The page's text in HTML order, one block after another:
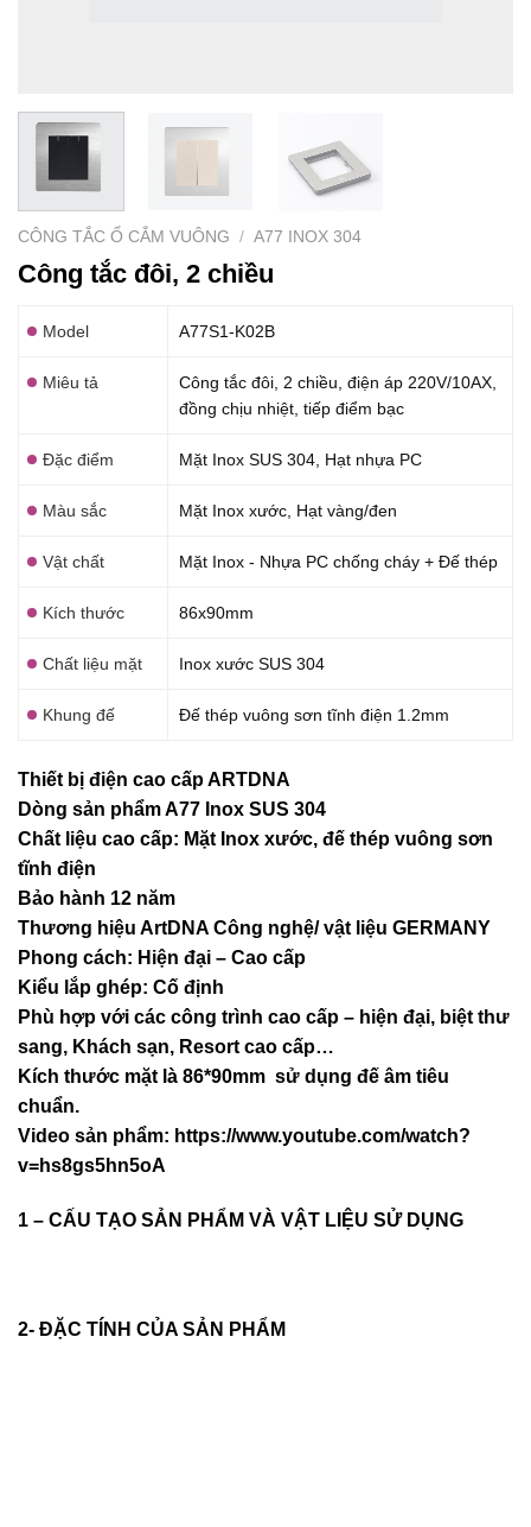
CÔNG TẮC Ổ CẮM VUÔNG / A77 INOX 304
Công tắc đôi, 2 chiều
Model A77S1-K02B
Miêu tả
Công tắc đôi, 2 chiều, điện áp 220V/10AX,
đồng chịu nhiệt, tiếp điểm bạc
Đặc điểm Mặt Inox SUS 304, Hạt nhựa PC
Màu sắc Mặt Inox xước, Hạt vàng/đen
Vật chất Mặt Inox - Nhựa PC chống cháy + Đế thép
Kích thước 86x90mm
Chất liệu mặt Inox xước SUS 304
Khung đế Đế thép vuông sơn tĩnh điện 1.2mm
Thiết bị điện cao cấp ARTDNA
Dòng sản phẩm A77 Inox SUS 304
Chất liệu cao cấp: Mặt Inox xước, đế thép vuông sơn
tĩnh điện
Bảo hành 12 năm
Thương hiệu ArtDNA Công nghệ/ vật liệu GERMANY
Phong cách: Hiện đại – Cao cấp
Kiểu lắp ghép: Cố định
Phù hợp với các công trình cao cấp – hiện đại, biệt thư
sang, Khách sạn, Resort cao cấp…
Kích thước mặt là 86*90mm sử dụng đế âm tiêu
chuẩn.
Video sản phẩm: https://www.youtube.com/watch?
v=hs8gs5hn5oA
1 – CẤU TẠO SẢN PHẨM VÀ VẬT LIỆU SỬ DỤNG
2- ĐẶC TÍNH CỦA SẢN PHẨM